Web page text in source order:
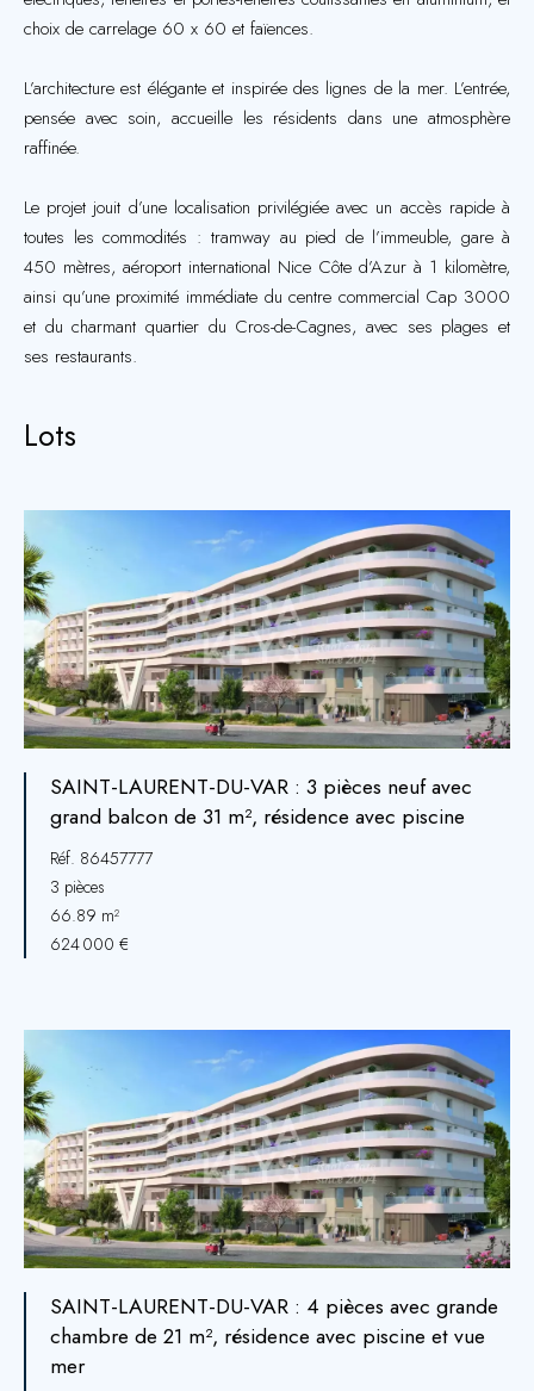
choix de carrelage 60 x 60 et faïences.
L’architecture est élégante et inspirée des lignes de la mer. L’entrée,
pensée avec soin, accueille les résidents dans une atmosphère
raffinée.
Le projet jouit d’une localisation privilégiée avec un accès rapide à
toutes les commodités : tramway au pied de l’immeuble, gare à
450 mètres, aéroport international Nice Côte d’Azur à 1 kilomètre,
ainsi qu’une proximité immédiate du centre commercial Cap 3000
et du charmant quartier du Cros-de-Cagnes, avec ses plages et
ses restaurants.
Lots
SAINT-LAURENT-DU-VAR : 3 pièces neuf avec
grand balcon de 31 m², résidence avec piscine
Réf. 86457777
3 pièces
66.89 m²
624 000 €
SAINT-LAURENT-DU-VAR : 4 pièces avec grande
chambre de 21 m², résidence avec piscine et vue
mer